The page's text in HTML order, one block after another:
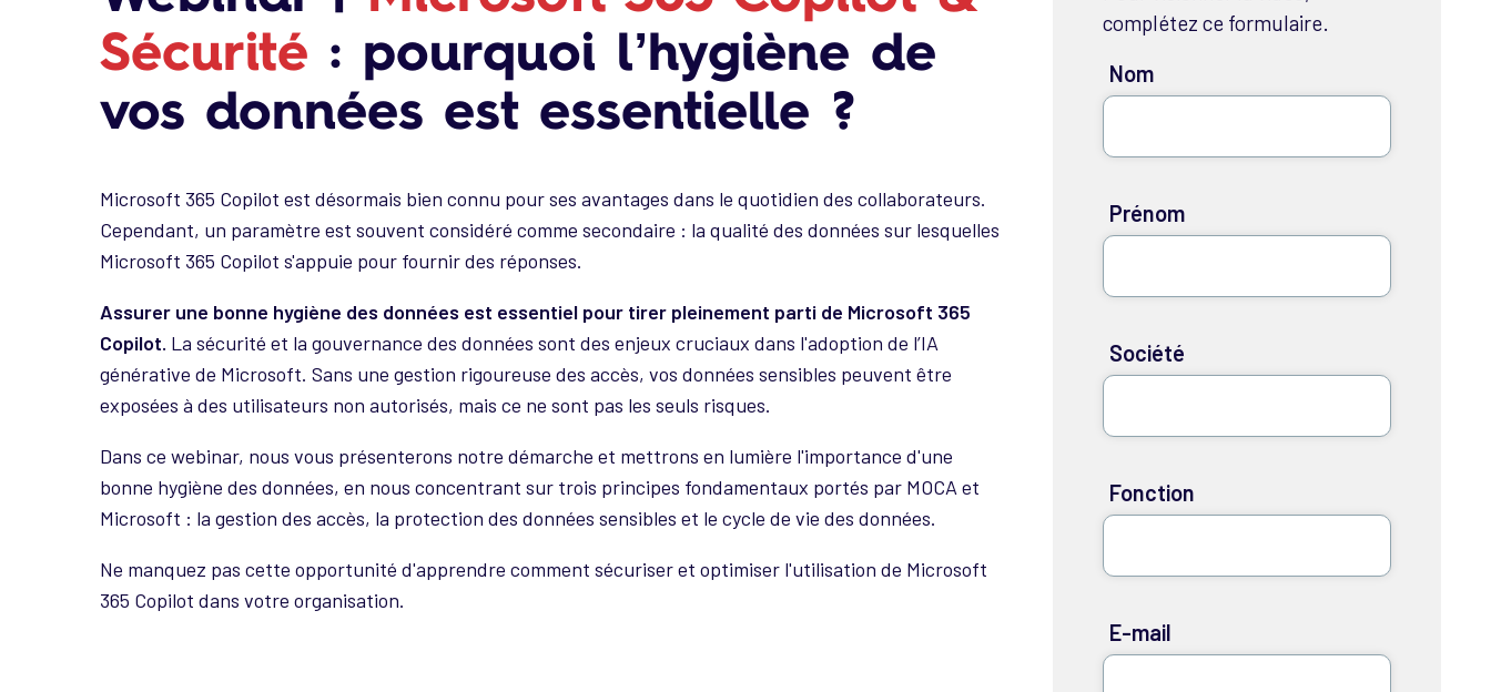
complétez ce formulaire.
Nom
Prénom
Société
Fonction
E-mail
Sécurité : pourquoi l’hygiène de
vos données est essentielle ?
Microsoft 365 Copilot est désormais bien connu pour ses avantages dans le quotidien des collaborateurs.
Cependant, un paramètre est souvent considéré comme secondaire : la qualité des données sur lesquelles
Microsoft 365 Copilot s'appuie pour fournir des réponses.
Assurer une bonne hygiène des données est essentiel pour tirer pleinement parti de Microsoft 365
Copilot. La sécurité et la gouvernance des données sont des enjeux cruciaux dans l'adoption de l’IA
générative de Microsoft. Sans une gestion rigoureuse des accès, vos données sensibles peuvent être
exposées à des utilisateurs non autorisés, mais ce ne sont pas les seuls risques.
Dans ce webinar, nous vous présenterons notre démarche et mettrons en lumière l'importance d'une
bonne hygiène des données, en nous concentrant sur trois principes fondamentaux portés par MOCA et
Microsoft : la gestion des accès, la protection des données sensibles et le cycle de vie des données.
Ne manquez pas cette opportunité d'apprendre comment sécuriser et optimiser l'utilisation de Microsoft
365 Copilot dans votre organisation.